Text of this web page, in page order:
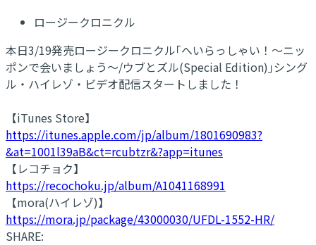
ロージークロニクル
本日3/19発売ロージークロニクル｢へいらっしゃい！～ニッ
ポンで会いましょう～/ウブとズル(Special Edition)｣シング
ル・ハイレゾ・ビデオ配信スタートしました！
【iTunes Store】
https://itunes.apple.com/jp/album/1801690983?
&at=1001l39aB&ct=rcubtzr&?app=itunes
【レコチョク】
https://recochoku.jp/album/A1041168991
【mora(ハイレゾ)】
https://mora.jp/package/43000030/UFDL-1552-HR/
SHARE: